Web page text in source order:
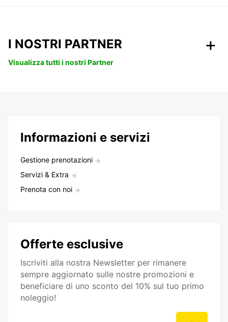
I NOSTRI PARTNER
Visualizza tutti i nostri Partner
Informazioni e servizi
Gestione prenotazioni
Servizi & Extra
Prenota con noi
Offerte esclusive
Iscriviti alla nostra Newsletter per rimanere
sempre aggiornato sulle nostre promozioni e
beneficiare di uno sconto del 10% sul tuo primo
noleggio!